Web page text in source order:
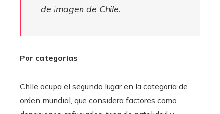
de Imagen de Chile.
Por categorías
Chile ocupa el segundo lugar en la categoría de
orden mundial, que considera factores como